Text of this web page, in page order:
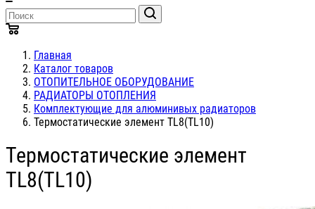
Главная
Каталог товаров
ОТОПИТЕЛЬНОЕ ОБОРУДОВАНИЕ
РАДИАТОРЫ ОТОПЛЕНИЯ
Комплектующие для алюминивых радиаторов
Термостатические элемент TL8(TL10)
Термостатические элемент
TL8(TL10)